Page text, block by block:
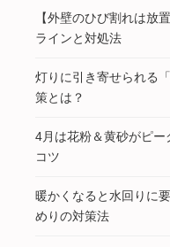
【外壁のひび割れは放
ラインと対処法
灯りに引き寄せられる
策とは？
4月は花粉＆黄砂がピ
コツ
暖かくなると水回りに
めりの対策法